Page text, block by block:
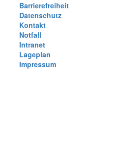
Barrierefreiheit
Datenschutz
Kontakt
Notfall
Intranet
Lageplan
Impressum